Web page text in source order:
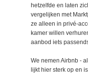
hetzelfde en laten
vergelijken met
ze alleen in privé-
kamer willen
aanbod iets
We nemen Airbnb -
lijkt hier sterk op en